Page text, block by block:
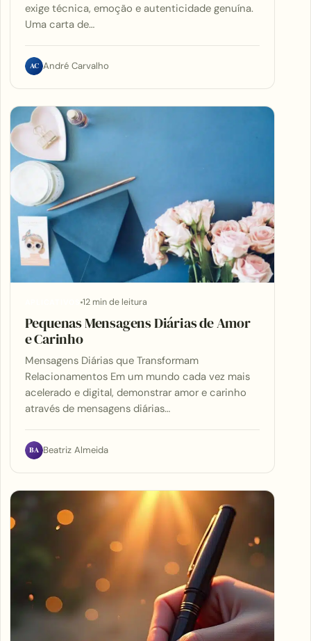
exige técnica, emoção e autenticidade genuína.
Uma carta de…
AC André Carvalho
12 min de leitura
Pequenas Mensagens Diárias de Amor
e Carinho
Mensagens Diárias que Transformam
Relacionamentos Em um mundo cada vez mais
acelerado e digital, demonstrar amor e carinho
através de mensagens diárias…
BA Beatriz Almeida